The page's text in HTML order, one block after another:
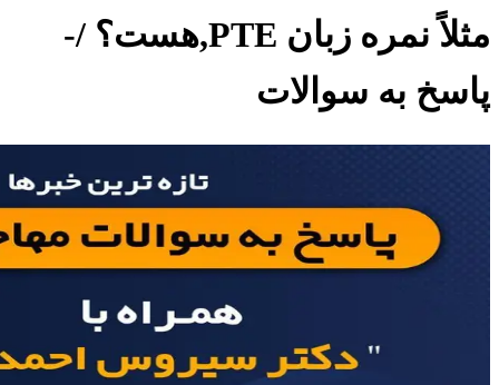
مثلاً نمره زبان PTE,هست؟ /-
پاسخ به سوالات